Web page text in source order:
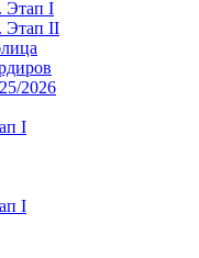
I
II
2026
I
I